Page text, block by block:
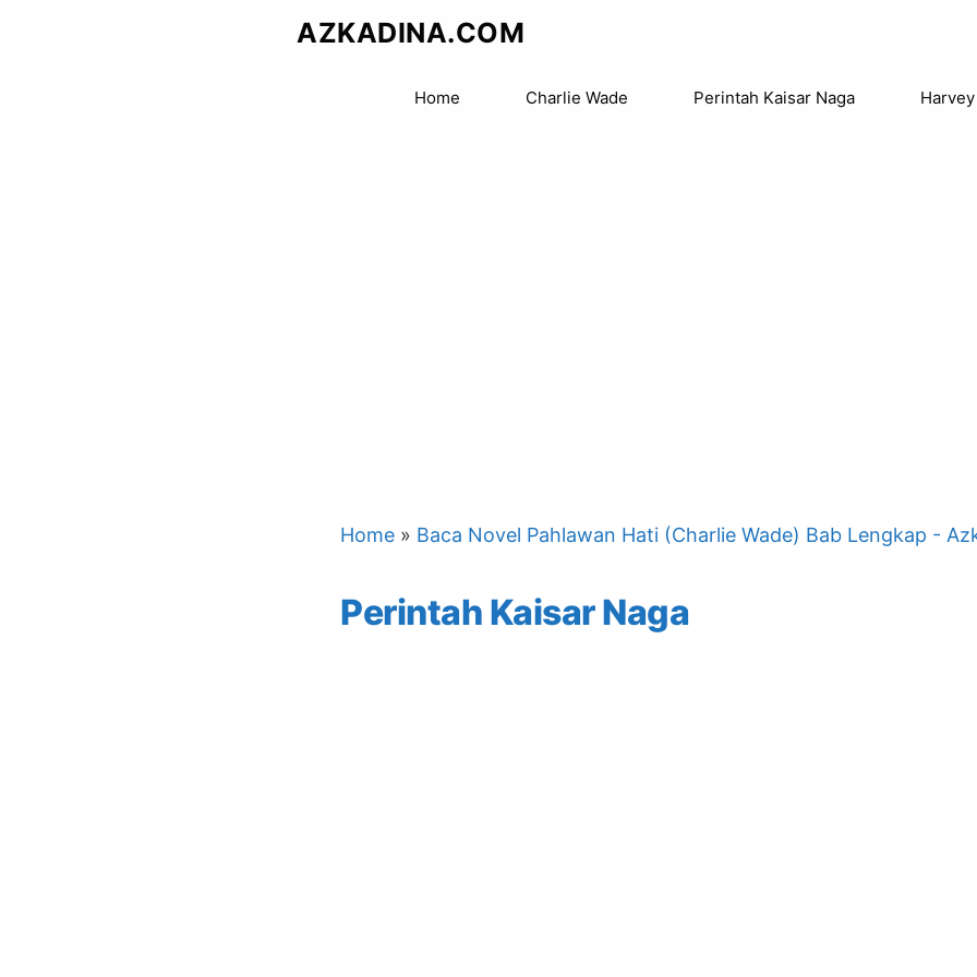
AZKADINA.COM
Home Charlie Wade Perintah Kaisar Naga
Home » Baca Novel Pahlawan Hati (Charlie Wade) Bab Lengkap -
Perintah Kaisar Naga